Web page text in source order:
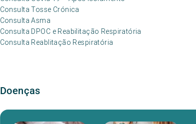
Consulta Tosse Crónica
Consulta Asma
Consulta DPOC e Reabilitação Respiratória
Consulta Reablitação Respiratória
Doenças